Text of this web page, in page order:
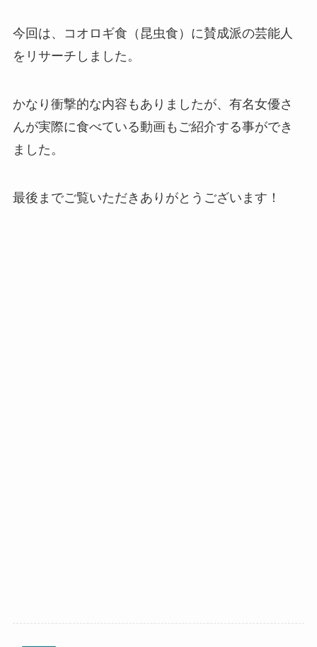
今回は、コオロギ食（昆虫食）に賛成派の芸能人
をリサーチしました。
かなり衝撃的な内容もありましたが、有名女優さ
んが実際に食べている動画もご紹介する事ができ
ました。
最後までご覧いただきありがとうございます！